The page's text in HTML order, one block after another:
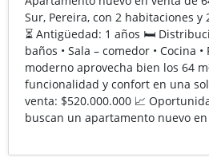
Sur, Pereira, con 2 habitaciones y
⏳ Antigüedad: 1 años 🛏️
baños • Sala – comedor • Cocina
moderno aprovecha bien los 64
funcionalidad y confort en una
venta: $520.000.000 📈
buscan un apartamento nuevo en